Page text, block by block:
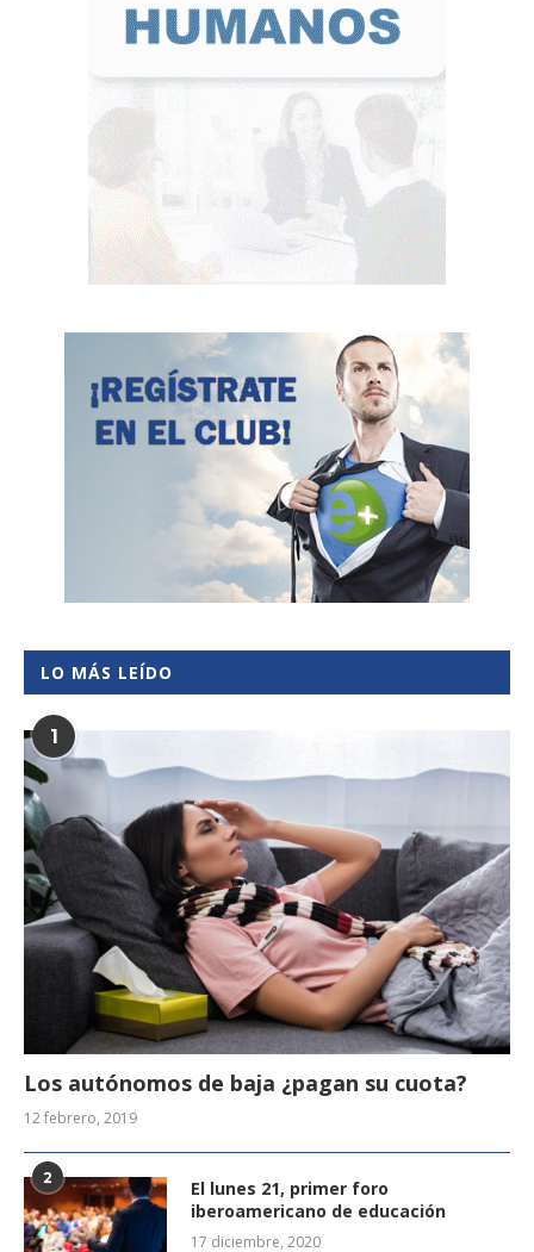
LO MÁS LEÍDO
1
Los autónomos de baja ¿pagan su cuota?
12 febrero, 2019
2
El lunes 21, primer foro
iberoamericano de educación
17 diciembre, 2020